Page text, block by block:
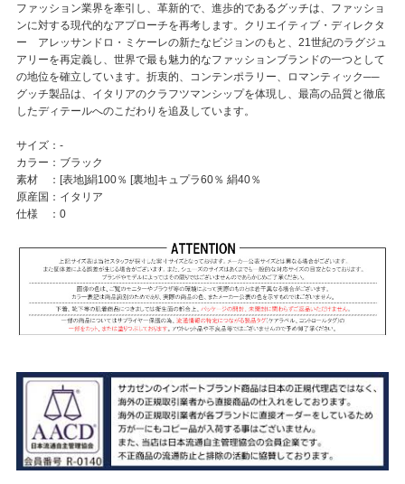
ファッション業界を牽引し、革新的で、進歩的であるグッチは、ファッショ
ンに対する現代的なアプローチを再考します。クリエイティブ・ディレクタ
ー アレッサンドロ・ミケーレの新たなビジョンのもと、21世紀のラグジュ
アリーを再定義し、世界で最も魅力的なファッションブランドの一つとして
の地位を確立しています。折衷的、コンテンポラリー、ロマンティック──
グッチ製品は、イタリアのクラフツマンシップを体現し、最高の品質と徹底
したディテールへのこだわりを追及しています。
サイズ：-
カラー：ブラック
素材 ：[表地]絹100％ [裏地]キュプラ60％ 絹40％
原産国：イタリア
仕様 ：0